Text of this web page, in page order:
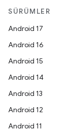
SÜRÜMLER
Android 17
Android 16
Android 15
Android 14
Android 13
Android 12
Android 11